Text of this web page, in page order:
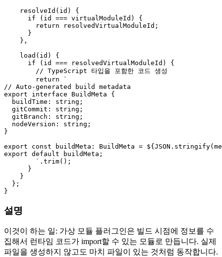
resolveId ( id ) {
if (id === virtualModuleId) {
return resolvedVirtualModuleId;
      }
    },
load ( id ) {
if (id === resolvedVirtualModuleId) {
// TypeScript 타입을 포함한 코드 생성
return
`
// Auto-generated build metadata
export interface BuildMeta {
  buildTime: string;
  gitCommit: string;
  gitBranch: string;
  nodeVersion: string;
}
export const buildMeta: BuildMeta = ${ JSON
export default buildMeta;
        `
. trim();
      }
    }
  };
설명
이것이 하는 일: 가상 모듈 플러그인은 빌드 시점에 정보를 수
집해서 런타임 코드가 import할 수 있는 모듈로 만듭니다. 실제
파일을 생성하지 않고도 마치 파일이 있는 것처럼 동작합니다.